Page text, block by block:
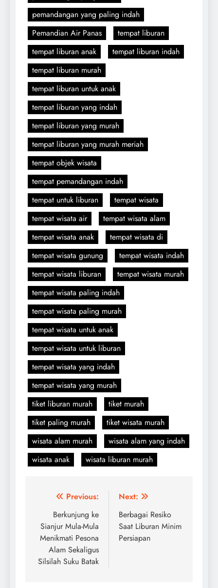
pemandangan yang paling indah
Pemandian Air Panas
tempat liburan
tempat liburan anak
tempat liburan indah
tempat liburan murah
tempat liburan untuk anak
tempat liburan yang indah
tempat liburan yang murah
tempat liburan yang murah meriah
tempat objek wisata
tempat pemandangan indah
tempat untuk liburan
tempat wisata
tempat wisata air
tempat wisata alam
tempat wisata anak
tempat wisata di
tempat wisata gunung
tempat wisata indah
tempat wisata liburan
tempat wisata murah
tempat wisata paling indah
tempat wisata paling murah
tempat wisata untuk anak
tempat wisata untuk liburan
tempat wisata yang indah
tempat wisata yang murah
tiket liburan murah
tiket murah
tiket paling murah
tiket wisata murah
wisata alam murah
wisata alam yang indah
wisata anak
wisata liburan murah
Navigasi
pos
Previous:
Berkunjung ke
Sianjur Mula-Mula
Menikmati Pesona
Alam Sekaligus
Silsilah Suku Batak
Next:
Berbagai Resiko
Saat Liburan Minim
Persiapan